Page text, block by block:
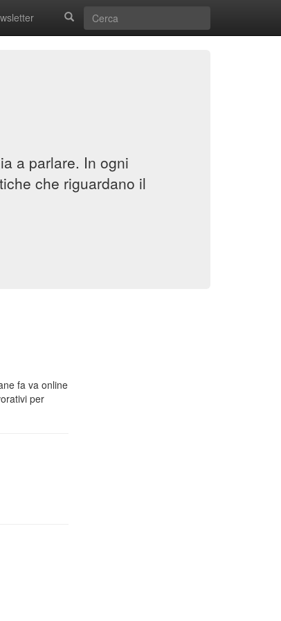
a parlare. In ogni
che riguardano il
fa va online
per